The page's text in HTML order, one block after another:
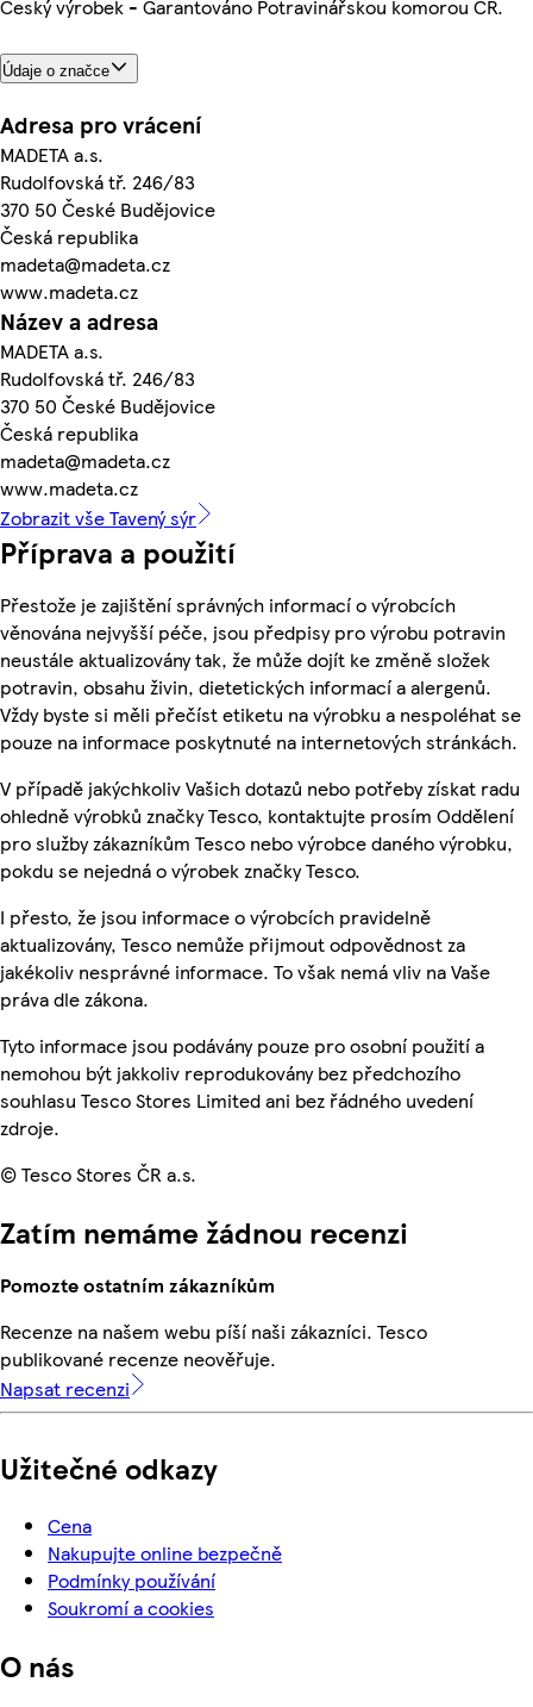
Český výrobek - Garantováno Potravinářskou komorou ČR.
Údaje o značce
Adresa pro vrácení
MADETA a.s.
Rudolfovská tř. 246/83
370 50 České Budějovice
Česká republika
madeta@madeta.cz
www.madeta.cz
Název a adresa
MADETA a.s.
Rudolfovská tř. 246/83
370 50 České Budějovice
Česká republika
madeta@madeta.cz
www.madeta.cz
Zobrazit vše Tavený sýr
Příprava a použití
Přestože je zajištění správných informací o výrobcích
věnována nejvyšší péče, jsou předpisy pro výrobu potravin
neustále aktualizovány tak, že může dojít ke změně složek
potravin, obsahu živin, dietetických informací a alergenů.
Vždy byste si měli přečíst etiketu na výrobku a nespoléhat se
pouze na informace poskytnuté na internetových stránkách.
V případě jakýchkoliv Vašich dotazů nebo potřeby získat radu
ohledně výrobků značky Tesco, kontaktujte prosím Oddělení
pro služby zákazníkům Tesco nebo výrobce daného výrobku,
pokdu se nejedná o výrobek značky Tesco.
I přesto, že jsou informace o výrobcích pravidelně
aktualizovány, Tesco nemůže přijmout odpovědnost za
jakékoliv nesprávné informace. To však nemá vliv na Vaše
práva dle zákona.
Tyto informace jsou podávány pouze pro osobní použití a
nemohou být jakkoliv reprodukovány bez předchozího
souhlasu Tesco Stores Limited ani bez řádného uvedení
zdroje.
© Tesco Stores ČR a.s.
Zatím nemáme žádnou recenzi
Pomozte ostatním zákazníkům
Recenze na našem webu píší naši zákazníci. Tesco
publikované recenze neověřuje.
Napsat recenzi
Užitečné odkazy
Cena
Nakupujte online bezpečně
Podmínky používání
Soukromí a cookies
O nás